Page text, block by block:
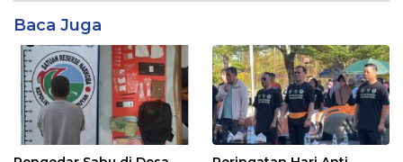
Baca Juga